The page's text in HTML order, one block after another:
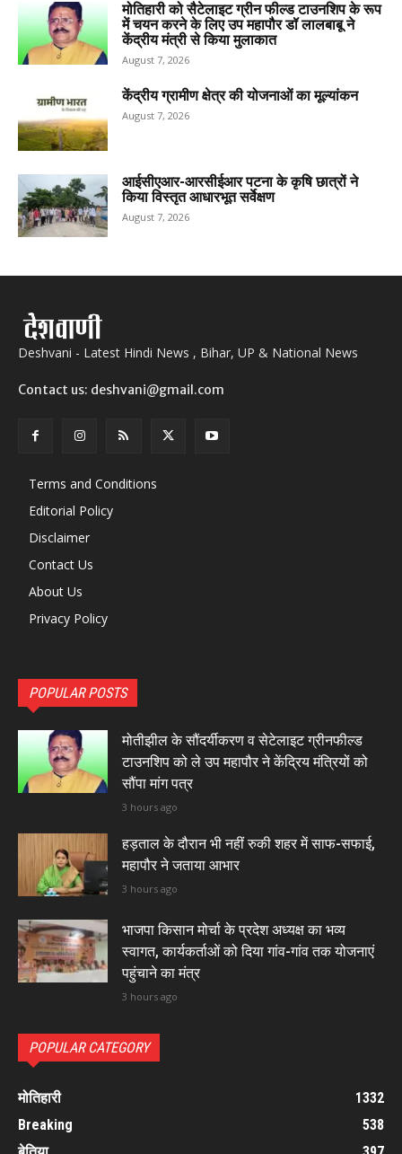
मोतिहारी को सैटेलाइट ग्रीन फील्ड टाउनशिप के रूप
में चयन करने के लिए उप महापौर डॉ लालबाबू ने
केंद्रीय मंत्री से किया मुलाकात
August 7, 2026
केंद्रीय ग्रामीण क्षेत्र की योजनाओं का मूल्यांकन
August 7, 2026
आईसीएआर-आरसीईआर पटना के कृषि छात्रों ने
किया विस्तृत आधारभूत सर्वेक्षण
August 7, 2026
Deshvani - Latest Hindi News , Bihar, UP & National News
Contact us: deshvani@gmail.com
Terms and Conditions
Editorial Policy
Disclaimer
Contact Us
About Us
Privacy Policy
POPULAR POSTS
मोतीझील के सौंदर्यीकरण व सेटेलाइट ग्रीनफील्ड
टाउनशिप को ले उप महापौर ने केंद्रिय मंत्रियों को
सौंपा मांग पत्र
3 hours ago
हड़ताल के दौरान भी नहीं रुकी शहर में साफ-सफाई,
महापौर ने जताया आभार
3 hours ago
भाजपा किसान मोर्चा के प्रदेश अध्यक्ष का भव्य
स्वागत, कार्यकर्ताओं को दिया गांव-गांव तक योजनाएं
पहुंचाने का मंत्र
3 hours ago
POPULAR CATEGORY
मोतिहारी
1332
Breaking
538